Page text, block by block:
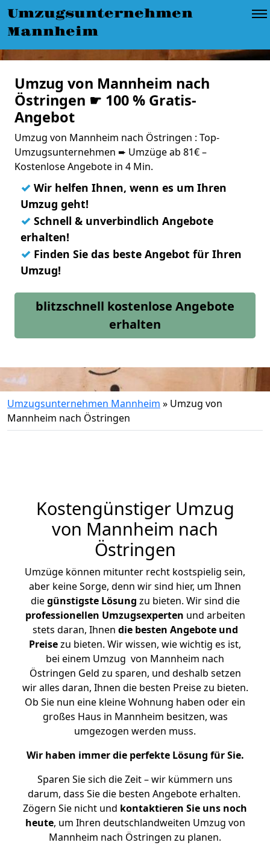
Umzugsunternehmen
Mannheim
Umzug von Mannheim nach
Östringen ☛ 100 % Gratis-
Angebot
Umzug von Mannheim nach Östringen : Top-
Umzugsunternehmen ➨ Umzüge ab 81€ –
Kostenlose Angebote in 4 Min.
✓ Wir helfen Ihnen, wenn es um Ihren
Umzug geht!
✓ Schnell & unverbindlich Angebote
erhalten!
✓ Finden Sie das beste Angebot für Ihren
Umzug!
blitzschnell kostenlose Angebote
erhalten
Umzugsunternehmen Mannheim » Umzug von
Mannheim nach Östringen
Kostengünstiger Umzug
von Mannheim nach
Östringen
Umzüge können mitunter recht kostspielig sein,
aber keine Sorge, denn wir sind hier, um Ihnen
diegünstigste Lösung zu bieten. Wir sind die
professionellen Umzugsexperten und arbeiten
stets daran, Ihnen die besten Angebote und
Preisezu bieten. Wir wissen, wie wichtig es ist,
bei einem Umzug von Mannheim nach
Östringen Geld zu sparen, und deshalb setzen
wir alles daran, Ihnen die besten Preise zu bieten.
Ob Sie nun eine kleine Wohnung haben oder ein
großes Haus in Mannheim besitzen, was
umgezogen werden muss.
Wir haben immer die perfekte Lösung für Sie.
Sparen Sie sich die Zeit – wir kümmern uns
darum, dass Sie die besten Angebote erhalten.
Zögern Sie nicht und kontaktieren Sie uns noch
heute, um Ihren deutschlandweiten Umzug von
Mannheim nach Östringen zu planen.